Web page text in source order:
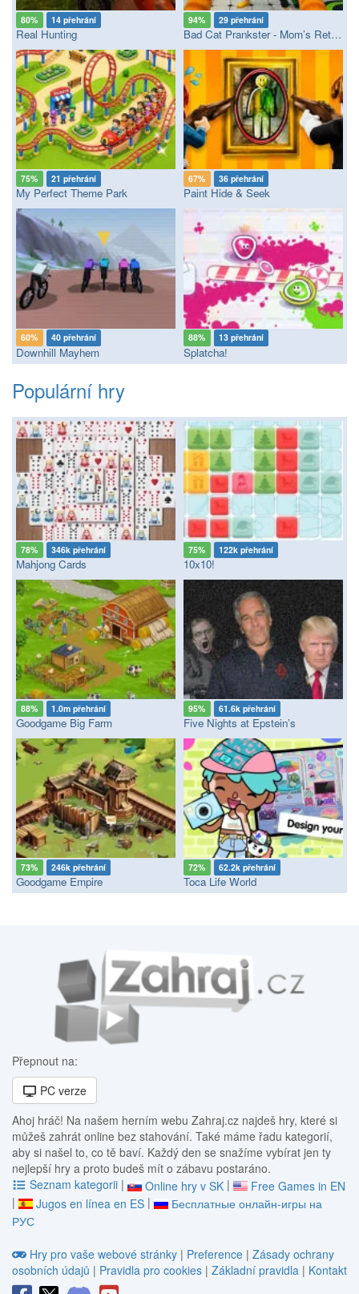
80% 14 přehrání
Real Hunting
94% 29 přehrání
Bad Cat Prankster - Mom’s Return
75% 21 přehrání
My Perfect Theme Park
67% 36 přehrání
Paint Hide & Seek
60% 40 přehrání
Downhill Mayhem
88% 13 přehrání
Splatcha!
Populární hry
78% 346k přehrání
Mahjong Cards
75% 122k přehrání
10x10!
88% 1.0m přehrání
Goodgame Big Farm
95% 61.6k přehrání
Five Nights at Epstein’s
73% 246k přehrání
Goodgame Empire
72% 62.2k přehrání
Toca Life World
Přepnout na:
PC verze
Ahoj hráč! Na našem herním webu Zahraj.cz najdeš hry, které si
můžeš zahrát online bez stahování. Také máme řadu kategorií,
aby si našel to, co tě baví. Každý den se snažíme vybírat jen ty
nejlepší hry a proto budeš mít o zábavu postaráno.
Seznam kategorii | Online hry v SK |
Free Games in EN
|
Jugos en línea en ES |
Бесплатные онлайн-игры на
РУС
Hry pro vaše webové stránky | Preference | Zásady ochrany
osobních údajů | Pravidla pro cookies | Základní pravidla | Kontakt